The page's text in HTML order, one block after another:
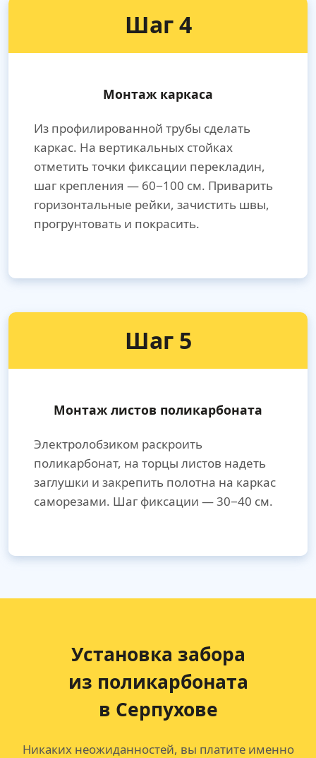
Шаг 4
Монтаж каркаса
Из профилированной трубы сделать
каркас. На вертикальных стойках
отметить точки фиксации перекладин,
шаг крепления — 60−100 см. Приварить
горизонтальные рейки, зачистить швы,
прогрунтовать и покрасить.
Шаг 5
Монтаж листов поликарбоната
Электролобзиком раскроить
поликарбонат, на торцы листов надеть
заглушки и закрепить полотна на каркас
саморезами. Шаг фиксации — 30−40 см.
Установка забора
из поликарбоната
в Серпухове
Никаких неожиданностей, вы платите именно